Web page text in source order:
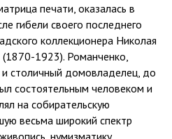
печати, оказалась в
гибели своего последнего
коллекционера Николая
1923). Романченко,
столичный домовладелец, до
состоятельным человеком и
на собирательскую
весьма широкий спектр
нумизматику,